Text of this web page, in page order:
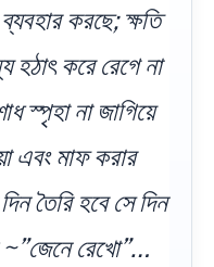
করছে; ক্ষতি
হঠাৎ করে রেগে না
স্পৃহা না জাগিয়ে
এবং মাফ করার
তৈরি হবে সে দিন
~”জেনে রেখো”…